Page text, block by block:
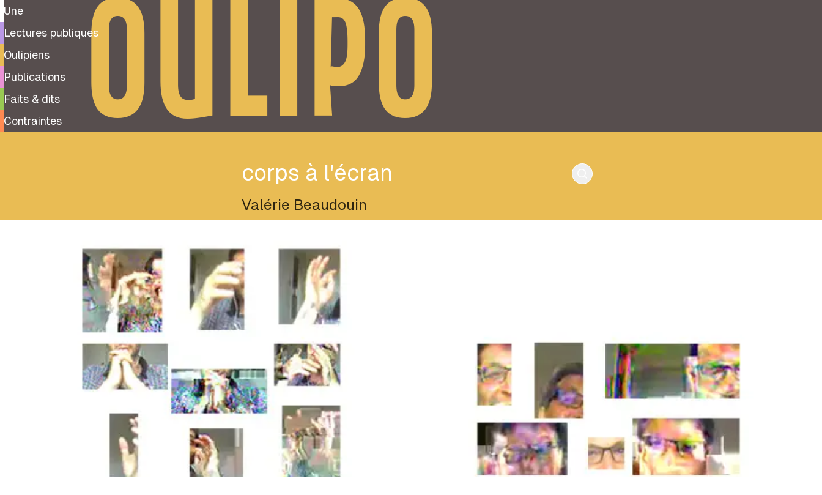
Une
Lectures publiques
Oulipiens
Publications
Faits & dits
Contraintes
OULIPO
corps à l'écran
Valérie Beaudouin